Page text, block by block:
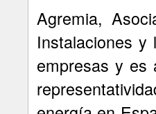
Agremia,
Instalaciones
empresas y es